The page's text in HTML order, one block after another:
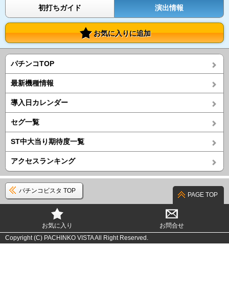
初打ちガイド 演出情報
お気に入りに追加
パチンコTOP
最新機種情報
導入日カレンダー
セグ一覧
ST中大当り期待度一覧
アクセスランキング
パチンコビスタ TOP
PAGE TOP
お気に入り
お問合せ
Copyright (C) PACHINKO VISTA All Right Reserved.